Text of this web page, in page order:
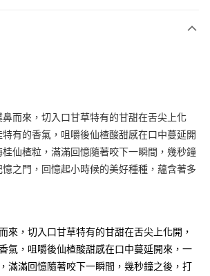
含以上)免運費
鼻而來，切入口甘草特有的甘甜在舌尖上化
有的香氣，咀嚼後仙楂酸甜感在口中蔓延開
仙楂粒，滿滿回憶隨著咬下一瞬間，幾秒鐘
之門，回憶起小時候的美好種種，蘊含著多
來，切入口甘草特有的甘甜在舌尖上化開，
氣，咀嚼後仙楂酸甜感在口中蔓延開來，一
滿滿回憶隨著咬下一瞬間，幾秒鐘之後，打